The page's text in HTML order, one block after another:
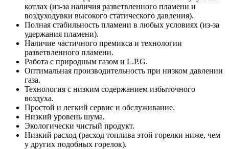
котлах (из-за наличия разветвленного пламени и
воздуходувки высокого статического давления).
Полная стабильность пламени в любых условиях (из-за
удержания пламени).
Наличие частичного премикса и технологии
разветвленного пламени.
Работа с природным газом и L.P.G.
Оптимальная производительность при низком давлении
газа.
Технология с низким содержанием избыточного
воздуха.
Простой и легкий сервис и обслуживание.
Низкий уровень шума.
Экологически чистый продукт.
Низкий расход (расход топлива этой горелки ниже, чем
у других подобных горелок).